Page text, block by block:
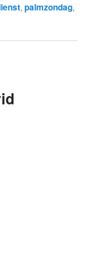
,palmzondag,